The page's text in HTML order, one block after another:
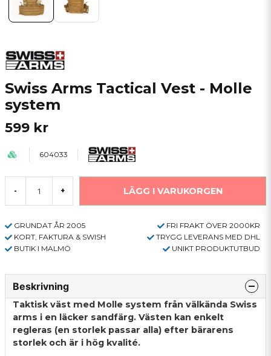
Swiss Arms Tactical Vest - Molle
system
599 kr
604033
- + LÄGG I VARUKORGEN
GRUNDAT ÅR 2005
FRI FRAKT ÖVER 2000KR
KORT, FAKTURA & SWISH
TRYGG LEVERANS MED DHL
BUTIK I MALMÖ
UNIKT PRODUKTUTBUD
Beskrivning
Taktisk väst med Molle system från välkända Swiss
arms i en läcker sandfärg. Västen kan enkelt
regleras (en storlek passar alla) efter bärarens
storlek och är i hög kvalité.